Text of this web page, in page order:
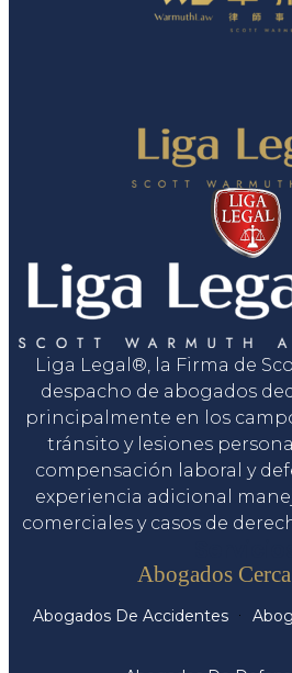
Liga Legal®, la Firma de
despacho de abogados
principalmente en los
tránsito y lesiones
compensación laboral y
experiencia adicional
comerciales y casos de
Abogados
Abogados De Accidentes